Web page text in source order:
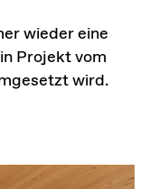
wieder eine
Projekt vom
wird.